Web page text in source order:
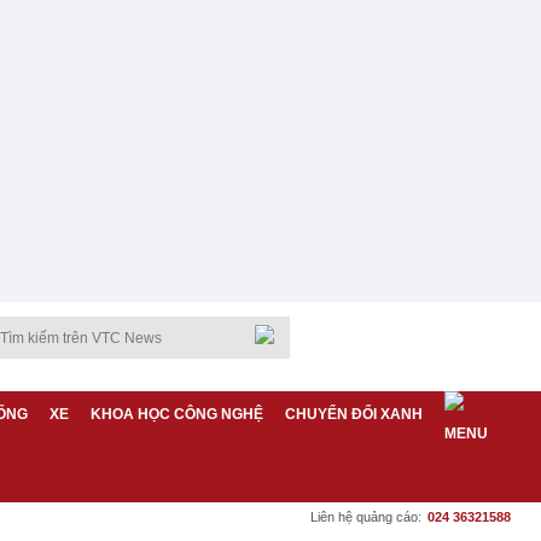
XE KHOA HỌC CÔNG NGHỆ CHUYỂN ĐỔI XANH
Liên hệ quảng cáo: 024 36321588